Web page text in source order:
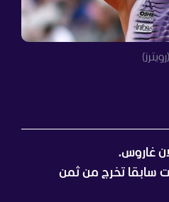
غاروس.
باللقب 4 مرات سابقا تخرج من ثمن